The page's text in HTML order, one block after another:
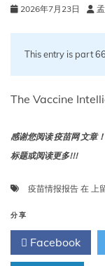
2026年7月23日
This entry is part
The Vaccine
感谢您阅读 疫苗网 文章
标题或阅读更多!!!
疫苗情报报告 在 疫
报
告
上
分享
Facebook